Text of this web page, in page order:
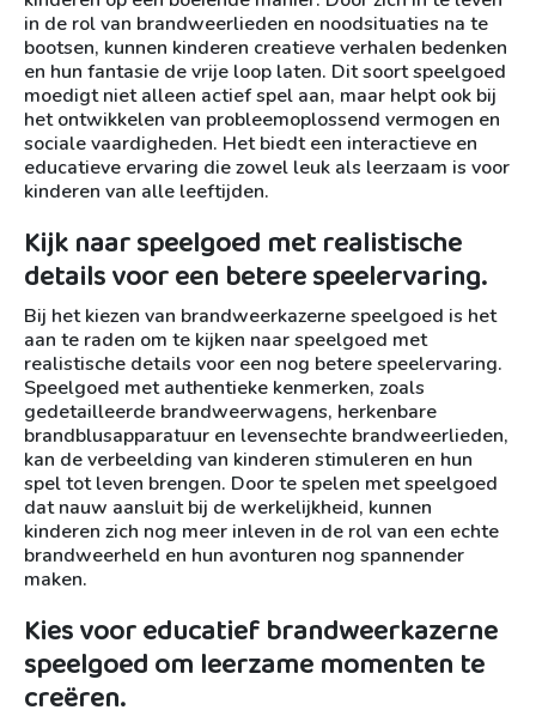
in de rol van brandweerlieden en noodsituaties na te
bootsen, kunnen kinderen creatieve verhalen bedenken
en hun fantasie de vrije loop laten. Dit soort speelgoed
moedigt niet alleen actief spel aan, maar helpt ook bij
het ontwikkelen van probleemoplossend vermogen en
sociale vaardigheden. Het biedt een interactieve en
educatieve ervaring die zowel leuk als leerzaam is voor
kinderen van alle leeftijden.
Kijk naar speelgoed met realistische
details voor een betere speelervaring.
Bij het kiezen van brandweerkazerne speelgoed is het
aan te raden om te kijken naar speelgoed met
realistische details voor een nog betere speelervaring.
Speelgoed met authentieke kenmerken, zoals
gedetailleerde brandweerwagens, herkenbare
brandblusapparatuur en levensechte brandweerlieden,
kan de verbeelding van kinderen stimuleren en hun
spel tot leven brengen. Door te spelen met speelgoed
dat nauw aansluit bij de werkelijkheid, kunnen
kinderen zich nog meer inleven in de rol van een echte
brandweerheld en hun avonturen nog spannender
maken.
Kies voor educatief brandweerkazerne
speelgoed om leerzame momenten te
creëren.